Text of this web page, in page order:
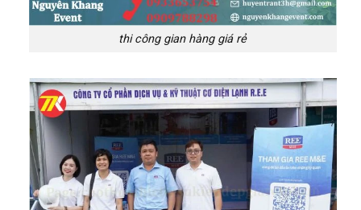
thi công gian hàng giá rẻ